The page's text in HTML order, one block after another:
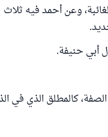
وعن أحمد فيه ثلاث
أبي حنيفة.
كالمطلق الذي في